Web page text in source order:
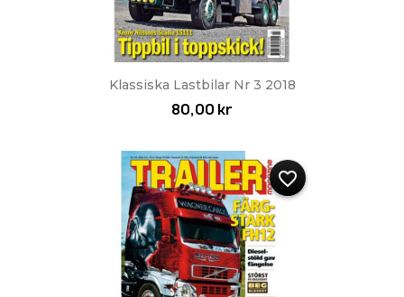
Klassiska Lastbilar Nr 3 2018
80,00 kr
favorite_border